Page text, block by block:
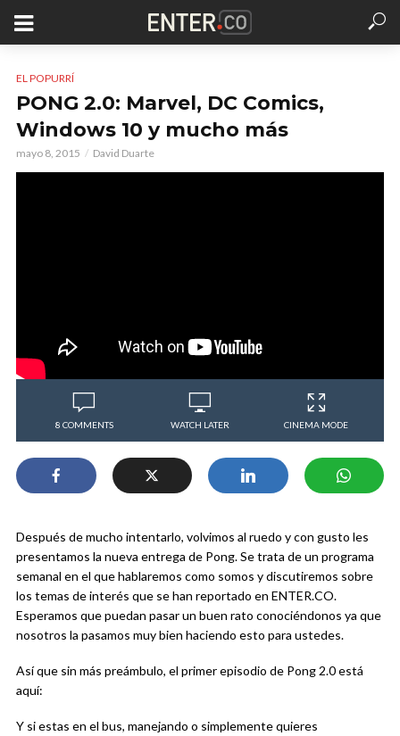
EL POPURRÍ
PONG 2.0: Marvel, DC Comics,
Windows 10 y mucho más
mayo 8, 2015 David Duarte
8 COMMENTS WATCH LATER CINEMA MODE
Después de mucho intentarlo, volvimos al ruedo y con gusto les
presentamos la nueva entrega de Pong. Se trata de un programa
semanal en el que hablaremos como somos y discutiremos sobre
los temas de interés que se han reportado en ENTER.CO.
Esperamos que puedan pasar un buen rato conociéndonos ya que
nosotros la pasamos muy bien haciendo esto para ustedes.
Así que sin más preámbulo, el primer episodio de Pong 2.0 está
aquí:
Y si estas en el bus, manejando o simplemente quieres